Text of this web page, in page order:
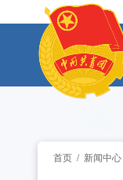
首页 / 新闻中心